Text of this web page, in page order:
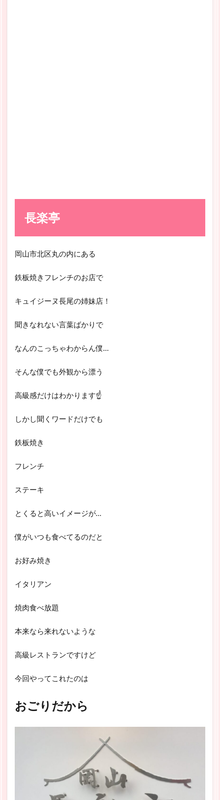
長楽亭
岡山市北区丸の内にある
鉄板焼きフレンチのお店で
キュイジーヌ長尾の姉妹店！
聞きなれない言葉ばかりで
なんのこっちゃわからん僕…
そんな僕でも外観から漂う
高級感だけはわかります☝
しかし聞くワードだけでも
鉄板焼き
フレンチ
ステーキ
とくると高いイメージが…
僕がいつも食べてるのだと
お好み焼き
イタリアン
焼肉食べ放題
本来なら来れないような
高級レストランですけど
今回やってこれたのは
おごりだから